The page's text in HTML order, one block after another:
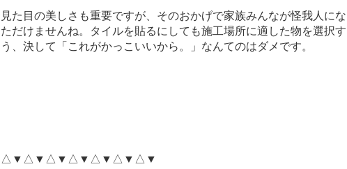
た目の美しさも重要ですが、そのおかげで家族みんなが怪我人にな
だけませんね。タイルを貼るにしても施工場所に適した物を選択す
、決して「これがかっこいいから。」なんてのはダメです。